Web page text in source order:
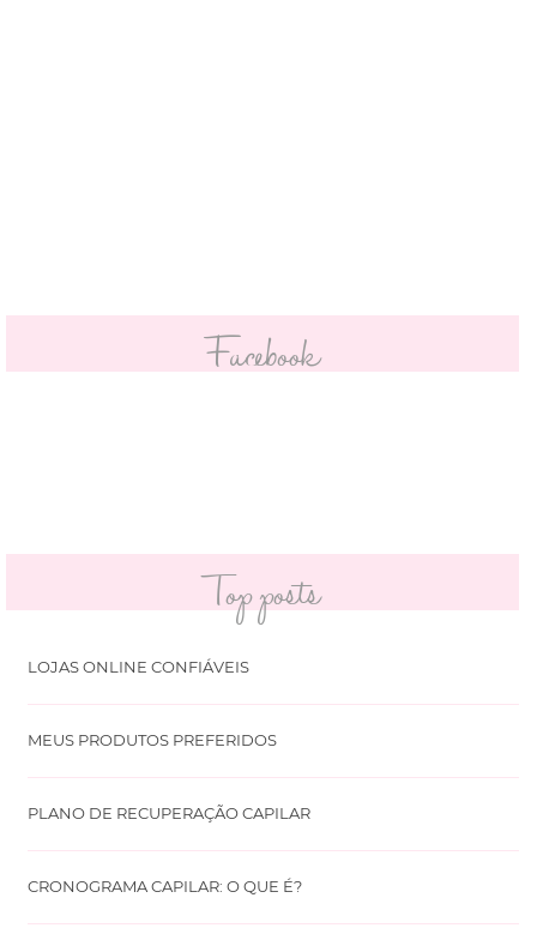
Facebook
Top posts
LOJAS ONLINE CONFIÁVEIS
MEUS PRODUTOS PREFERIDOS
PLANO DE RECUPERAÇÃO CAPILAR
CRONOGRAMA CAPILAR: O QUE É?